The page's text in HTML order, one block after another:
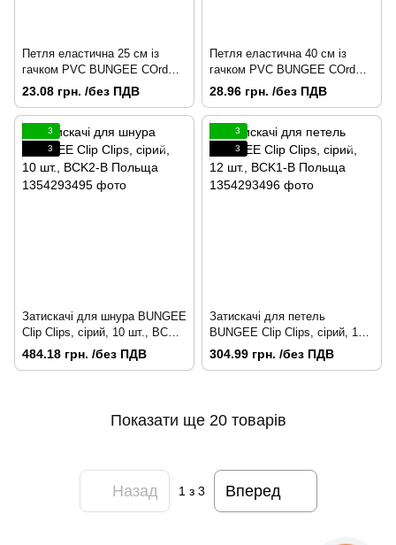
Петля еластична 25 см із
гачком PVC BUNGEE COrdD
HOOK, BCH3-0425GY-E
23.08 грн. /без ПДВ
Петля еластична 40 см із
гачком PVC BUNGEE COrdD
HOOK, BCH3-0440GY-E
28.96 грн. /без ПДВ
3
3
Затискачі для шнура BUNGEE
Clip Clips, сірий, 10 шт., BCK2-
B Польща
484.18 грн. /без ПДВ
3
3
Затискачі для петель
BUNGEE Clip Clips, сірий, 12
шт., BCK1-B Польща
304.99 грн. /без ПДВ
Показати ще 20 товарів
Назад 1з 3 Вперед